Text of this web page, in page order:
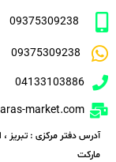
09375309238
09375309238
04133103886
market.com
آدرس دفتر مرکزی : تبریز ،
مارکت